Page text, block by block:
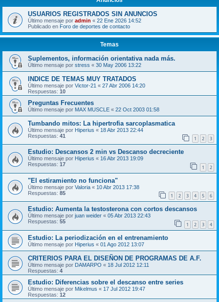
USUARIOS REGISTRADOS SIN ANUNCIOS
Último mensaje por admin « 22 Ene 2026 14:52
Publicado en Foro de deportes de contacto
Temas
Suplementos, información orientativa nada más.
Último mensaje por stress « 30 May 2006 13:22
INDICE DE TEMAS MUY TRATADOS
Último mensaje por Victor-21 « 27 Abr 2006 14:20
Respuestas: 10
Preguntas Frecuentes
Último mensaje por MAX MUSCLE « 22 Oct 2003 01:58
Tumbando mitos: La hipertrofia sarcoplasmatica
Último mensaje por Hiperius « 18 Abr 2013 22:44
Respuestas: 41 1 2 3
Estudio: Descansos 2 min vs Descanso decreciente
Último mensaje por Hiperius « 16 Abr 2013 19:09
Respuestas: 17 1 2
"El estiramiento no funciona"
Último mensaje por Valoria « 10 Abr 2013 17:38
Respuestas: 85 1 2 3 4 5 6
Estudio: Aumenta la testosterona con cortos descansos
Último mensaje por juan weider « 05 Abr 2013 22:43
Respuestas: 55 1 2 3 4
Estudio: La periodización en el entrenamiento
Último mensaje por Hiperius « 01 Ago 2012 13:07
CRITERIOS PARA EL DISEÑON DE PROGRAMAS DE A.F.
Último mensaje por DAMARPO « 18 Jul 2012 12:11
Respuestas: 4
Estudio: Diferencias sobre el descanso entre series
Último mensaje por Mikelmus « 17 Jul 2012 19:47
Respuestas: 12